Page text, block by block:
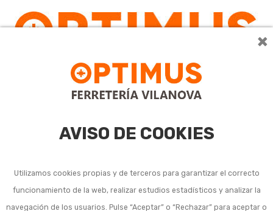
×
AVISO DE COOKIES
Utilizamos cookies propias y de terceros para garantizar el correcto
funcionamiento de la web, realizar estudios estadísticos y analizar la
navegación de los usuarios. Pulse “Aceptar” o “Rechazar” para aceptar o